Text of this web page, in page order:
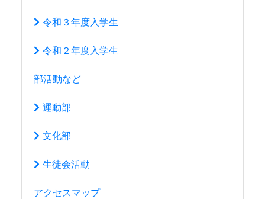
令和３年度入学生
令和２年度入学生
部活動など
運動部
文化部
生徒会活動
アクセスマップ